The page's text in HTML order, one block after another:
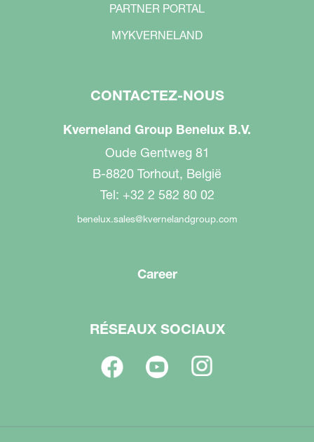
PARTNER PORTAL
MYKVERNELAND
CONTACTEZ-NOUS
Kverneland Group Benelux B.V.
Oude Gentweg 81
B-8820 Torhout, België
Tel: +32 2 582 80 02
benelux.sales@kvernelandgroup.com
Career
RÉSEAUX SOCIAUX